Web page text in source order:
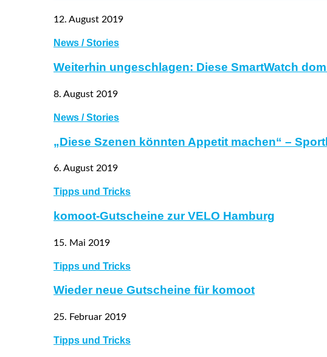
12. August 2019
News / Stories
Weiterhin ungeschlagen: Diese SmartWatch
8. August 2019
News / Stories
„Diese Szenen könnten Appetit machen“ –
6. August 2019
Tipps und Tricks
komoot-Gutscheine zur VELO Hamburg
15. Mai 2019
Tipps und Tricks
Wieder neue Gutscheine für komoot
25. Februar 2019
Tipps und Tricks